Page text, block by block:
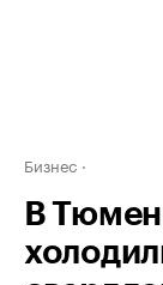
Бизнес
В